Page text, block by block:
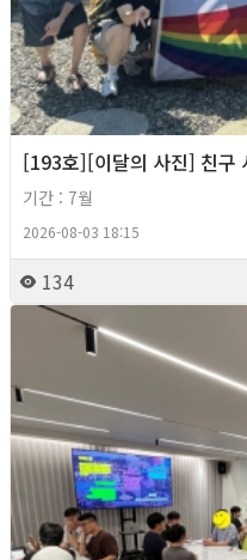
[193호][이달의 사진] 친구
기간 : 7월
2026-08-03 18:15
134